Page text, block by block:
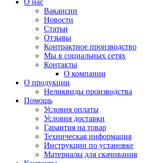
О нас
Вакансии
Новости
Статьи
Отзывы
Контрактное производство
Мы в социальных сетях
Контакты
О компании
О продукции
Неликвиды производства
Помощь
Условия оплаты
Условия доставки
Гарантия на товар
Техническая информация
Инструкции по установке
Материалы для скачивания